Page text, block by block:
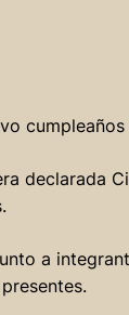
declarada
a